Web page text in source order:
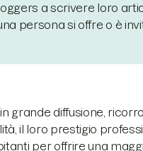
a scrivere loro
persona si offre o è
grande diffusione,
il loro prestigio
per offrire una